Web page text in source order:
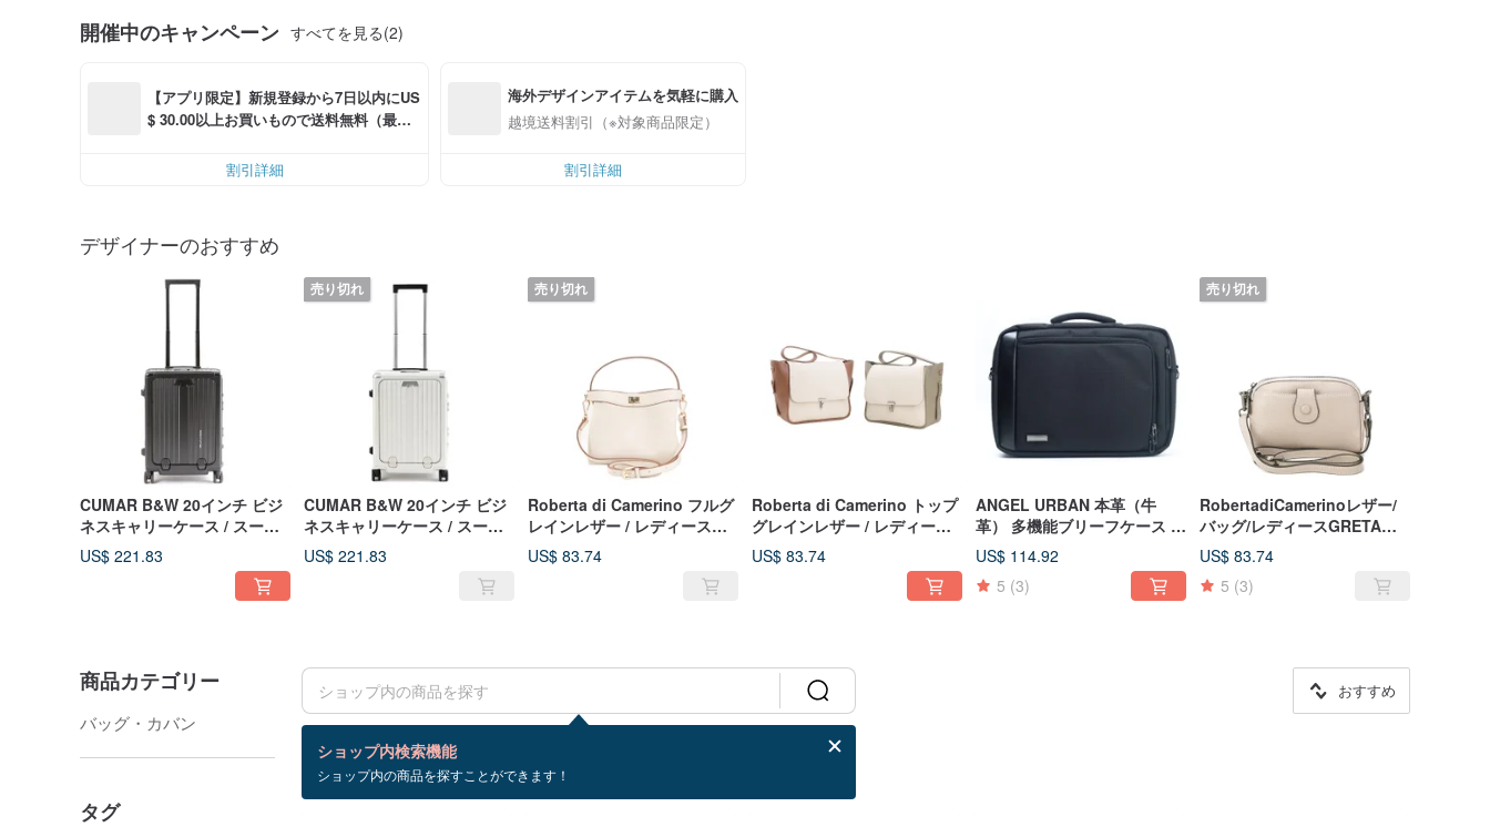
開催中のキャンペーン すべてを見る(2)
【アプリ限定】新規登録から7日以内にUS
$ 30.00以上お買いもので送料無料（最大U
割引詳細
海外デザインアイテムを気軽に購入
越境送料割引（※対象商品限定）
割引詳細
デザイナーのおすすめ
CUMAR B&W 20インチ ビジ
ネスキャリーケース / スーツ
ケース
US$ 221.83
売り切れ
CUMAR B&W 20インチ ビジ
ネスキャリーケース / スーツ
ケース
US$ 221.83
売り切れ
Roberta di Camerino フルグ
レインレザー / レディースバ
ッグ CARMEN ハンドバッグ
ショルダーバッグ
US$ 83.74
Roberta di Camerino トップ
グレインレザー / レディース
バッグ ROSIE ショルダーバ
ッグ
US$ 83.74
ANGEL URBAN 本革（牛
革） 多機能ブリーフケース /
PCバッグ
US$ 114.92
5 (3)
売り切れ
RobertadiCamerinoレザー/
バッグ/レディースGRETAサ
イドバックパック
US$ 83.74
5 (3)
商品カテゴリー
バッグ・カバン
タグ
ショップ内検索機能
ショップ内の商品を探すことができます！
おすすめ
検索結果：72 件
イタリアの牛革